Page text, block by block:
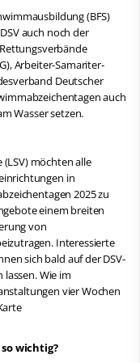
(BFS)
auch noch der
Arbeiter-Samariter-
Deutscher
auch
Wasser setzen.
möchten alle
in
2025 zu
einem breiten
von
Interessierte
sich bald auf der DSV-
Wie im
vier Wochen
wichtig?